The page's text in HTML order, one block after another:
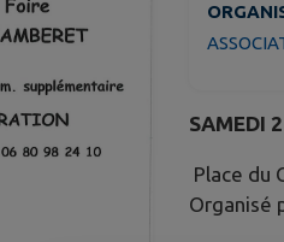
SAMEDI
Place du
Organisé